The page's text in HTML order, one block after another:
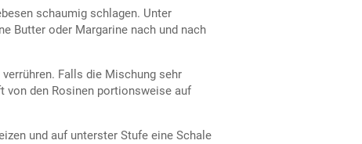
schaumig schlagen. Unter
Butter oder Margarine nach und nach
Falls die Mischung sehr
den Rosinen portionsweise auf
und auf unterster Stufe eine Schale